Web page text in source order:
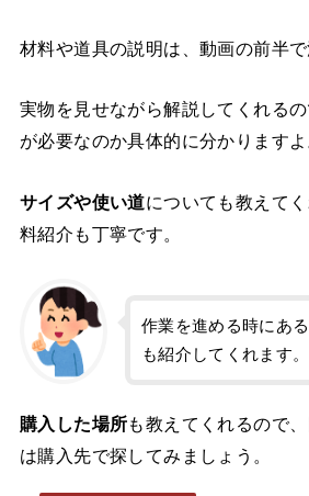
材料や道具の説明は、動画の前半で
実物を見せながら解説してくれる
が必要なのか具体的に分かりますよ
サイズや使い道についても教えて
料紹介も丁寧です。
作業を進める時にあ
も紹介してくれます。
購入した場所も教えてくれるので
は購入先で探してみましょう。